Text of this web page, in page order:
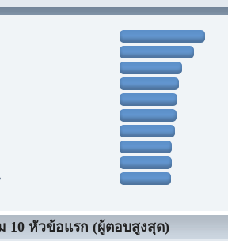
10 หัวข้อแรก (ผู้ตอบสูงสุด)